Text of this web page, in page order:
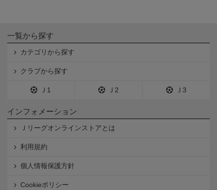
一覧から探す
カテゴリから探す
クラブから探す
Ｊ1 Ｊ2 Ｊ3
インフォメーション
Ｊリーグオンラインストアとは
利用規約
個人情報保護方針
Cookieポリシー